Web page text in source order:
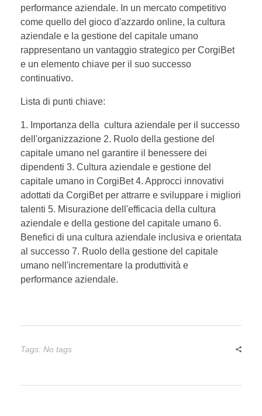
performance aziendale. In un mercato competitivo
come quello del gioco d'azzardo online, la cultura
aziendale e la gestione del capitale umano
rappresentano un vantaggio strategico per CorgiBet
e un elemento chiave per il suo successo
continuativo.
Lista di punti chiave:
1. Importanza della cultura aziendale per il successo
dell'organizzazione 2. Ruolo della gestione del
capitale umano nel garantire il benessere dei
dipendenti 3. Cultura aziendale e gestione del
capitale umano in CorgiBet 4. Approcci innovativi
adottati da CorgiBet per attrarre e sviluppare i migliori
talenti 5. Misurazione dell'efficacia della cultura
aziendale e della gestione del capitale umano 6.
Benefici di una cultura aziendale inclusiva e orientata
al successo 7. Ruolo della gestione del capitale
umano nell'incrementare la produttività e
performance aziendale.
Tags: No tags